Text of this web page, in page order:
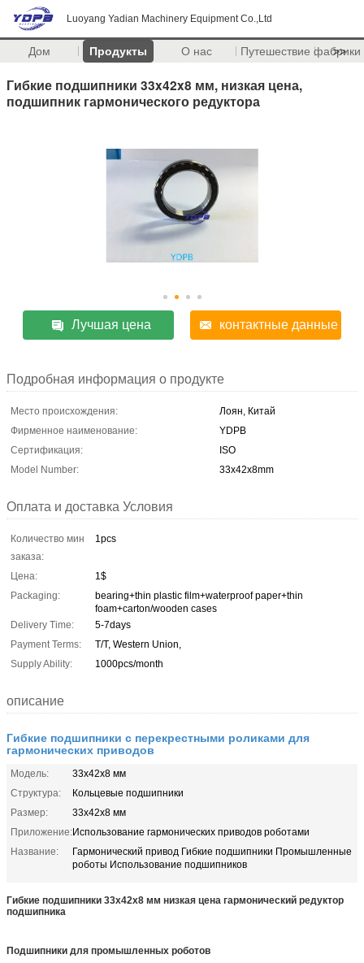
Luoyang Yadian Machinery Equipment Co.,Ltd
Дом Продукты О нас Путешествие фабрики
>>
Гибкие подшипники 33x42x8 мм, низкая цена,
подшипник гармонического редуктора
Лучшая цена контактные данные
Подробная информация о продукте
Место происхождения:
Лоян, Китай
Фирменное наименование:
YDPB
Сертификация:
ISO
Model Number:
33x42x8mm
Оплата и доставка Условия
Количество мин
заказа:
1pcs
Цена:
1$
Packaging:
bearing+thin plastic film+waterproof paper+thin
foam+carton/wooden cases
Delivery Time:
5-7days
Payment Terms:
T/T, Western Union,
Supply Ability:
1000pcs/month
описание
Гибкие подшипники с перекрестными роликами для
гармонических приводов
Модель:
33х42х8 мм
Структура:
Кольцевые подшипники
Размер:
33х42х8 мм
Приложение:Использование гармонических приводов роботами
Название:
Гармонический привод Гибкие подшипники Промышленные
роботы Использование подшипников
Гибкие подшипники 33x42x8 мм низкая цена гармонический редуктор
подшипника
Подшипники для промышленных роботов